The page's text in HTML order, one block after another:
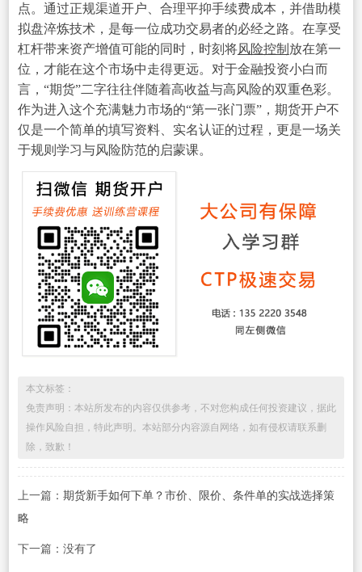
点。通过正规渠道开户、合理平抑手续费成本，并借助模
拟盘淬炼技术，是每一位成功交易者的必经之路。在享受
杠杆带来资产增值可能的同时，时刻将风险控制 放在第一
位，才能在这个市场中走得更远。对于金融投资小白而
言，“期货”二字往往伴随着高收益与高风险的双重色彩。
作为进入这个充满魅力市场的“第一张门票”，期货开户不
仅是一个简单的填写资料、实名认证的过程，更是一场关
于规则学习与风险防范的启蒙课。
本文标签：
免责声明：本站所发布的内容仅供参考，不对您构成任何投资建议，据此
操作风险自担，特此声明。本站部分内容源自网络，如有侵权请联系删
除，致歉！
上一篇： 期货新手如何下单？市价、限价、条件单的实战选择策
略
下一篇：没有了